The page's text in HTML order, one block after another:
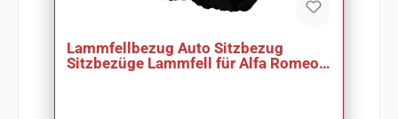
Lammfellbezug Auto Sitzbezug
Sitzbezüge Lammfell für Alfa Romeo